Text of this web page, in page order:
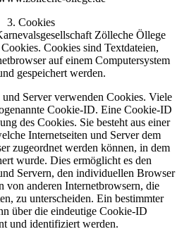
3. Cookies
Zölleche Öllege
Cookies sind Textdateien,
auf einem Computersystem
gespeichert werden.
Server verwenden Cookies. Viele
Cookie-ID. Eine Cookie-ID
des Cookies. Sie besteht aus einer
Internetseiten und Server dem
zugeordnet werden können, in dem
wurde. Dies ermöglicht es den
Servern, den individuellen Browser
von anderen Internetbrowsern, die
zu unterscheiden. Ein bestimmter
über die eindeutige Cookie-ID
und identifiziert werden.